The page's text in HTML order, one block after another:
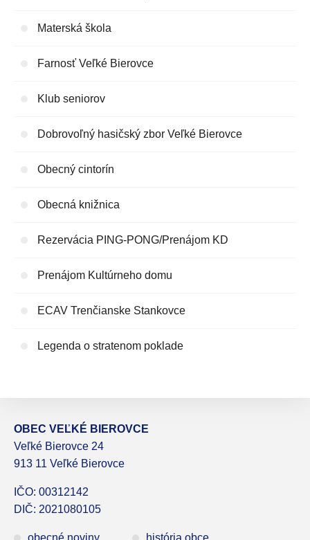
Materská škola
Farnosť Veľké Bierovce
Klub seniorov
Dobrovoľný hasičský zbor Veľké Bierovce
Obecný cintorín
Obecná knižnica
Rezervácia PING-PONG/Prenájom KD
Prenájom Kultúrneho domu
ECAV Trenčianske Stankovce
Legenda o stratenom poklade
OBEC VEĽKÉ BIEROVCE
Veľké Bierovce 24
913 11 Veľké Bierovce
IČO: 00312142
DIČ: 2021080105